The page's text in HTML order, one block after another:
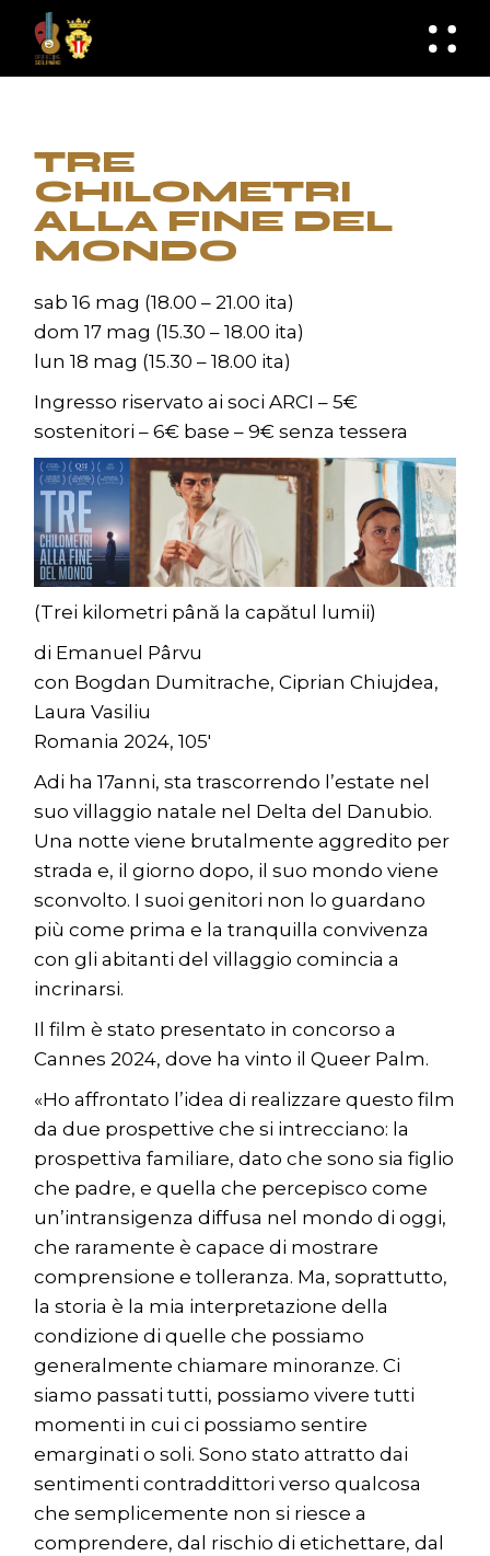
content
TRE
CHILOMETRI
ALLA FINE DEL
MONDO
sab 16 mag (18.00 – 21.00 ita)
dom 17 mag (15.30 – 18.00 ita)
lun 18 mag (15.30 – 18.00 ita)
Ingresso riservato ai soci ARCI – 5€
sostenitori – 6€ base – 9€ senza tessera
(Trei kilometri până la capătul lumii)
di Emanuel Pârvu
con Bogdan Dumitrache, Ciprian Chiujdea,
Laura Vasiliu
Romania 2024, 105′
Adi ha 17anni, sta trascorrendo l’estate nel
suo villaggio natale nel Delta del Danubio.
Una notte viene brutalmente aggredito per
strada e, il giorno dopo, il suo mondo viene
sconvolto. I suoi genitori non lo guardano
più come prima e la tranquilla convivenza
con gli abitanti del villaggio comincia a
incrinarsi.
Il film è stato presentato in concorso a
Cannes 2024, dove ha vinto il Queer Palm.
«Ho affrontato l’idea di realizzare questo film
da due prospettive che si intrecciano: la
prospettiva familiare, dato che sono sia figlio
che padre, e quella che percepisco come
un’intransigenza diffusa nel mondo di oggi,
che raramente è capace di mostrare
comprensione e tolleranza. Ma, soprattutto,
la storia è la mia interpretazione della
condizione di quelle che possiamo
generalmente chiamare minoranze. Ci
siamo passati tutti, possiamo vivere tutti
momenti in cui ci possiamo sentire
emarginati o soli. Sono stato attratto dai
sentimenti contraddittori verso qualcosa
che semplicemente non si riesce a
comprendere, dal rischio di etichettare, dal